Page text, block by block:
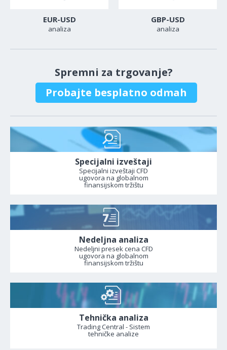
EUR-USD
analiza
GBP-USD
analiza
Spremni za trgovanje?
Probajte besplatno odmah
Specijalni izveštaji
Specijalni izveštaji CFD
ugovora na globalnom
finansijskom tržištu
Nedeljna analiza
Nedeljni presek cena CFD
ugovora na globalnom
finansijskom tržištu
Tehnička analiza
Trading Central - Sistem
tehničke analize